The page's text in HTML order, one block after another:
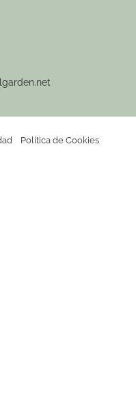
Política de Cookies